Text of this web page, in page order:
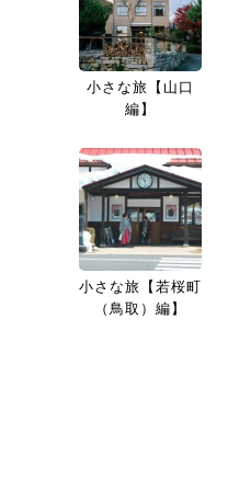
小さな旅【山口
編】
小さな旅【若桜町
（鳥取）編】